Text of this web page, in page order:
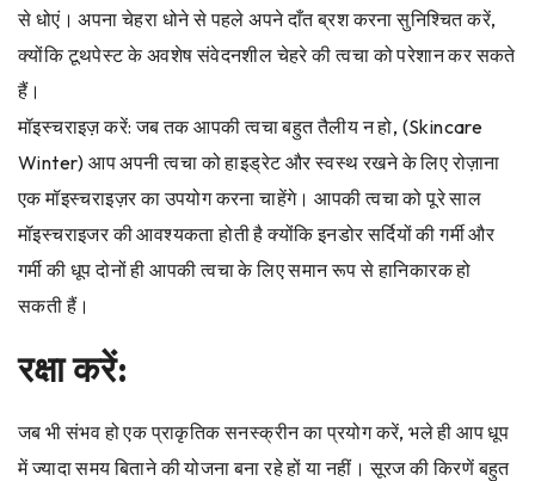
से धोएं। अपना चेहरा धोने से पहले अपने दाँत ब्रश करना सुनिश्चित करें,
क्योंकि टूथपेस्ट के अवशेष संवेदनशील चेहरे की त्वचा को परेशान कर सकते
हैं।
मॉइस्चराइज़ करें: जब तक आपकी त्वचा बहुत तैलीय न हो, (Skincare
Winter) आप अपनी त्वचा को हाइड्रेट और स्वस्थ रखने के लिए रोज़ाना
एक मॉइस्चराइज़र का उपयोग करना चाहेंगे। आपकी त्वचा को पूरे साल
मॉइस्चराइजर की आवश्यकता होती है क्योंकि इनडोर सर्दियों की गर्मी और
गर्मी की धूप दोनों ही आपकी त्वचा के लिए समान रूप से हानिकारक हो
सकती हैं।
रक्षा करें:
जब भी संभव हो एक प्राकृतिक सनस्क्रीन का प्रयोग करें, भले ही आप धूप
में ज्यादा समय बिताने की योजना बना रहे हों या नहीं। सूरज की किरणें बहुत